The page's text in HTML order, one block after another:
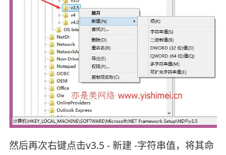
然后再次右键点击v3.5 - 新建 -字符串值，将其命